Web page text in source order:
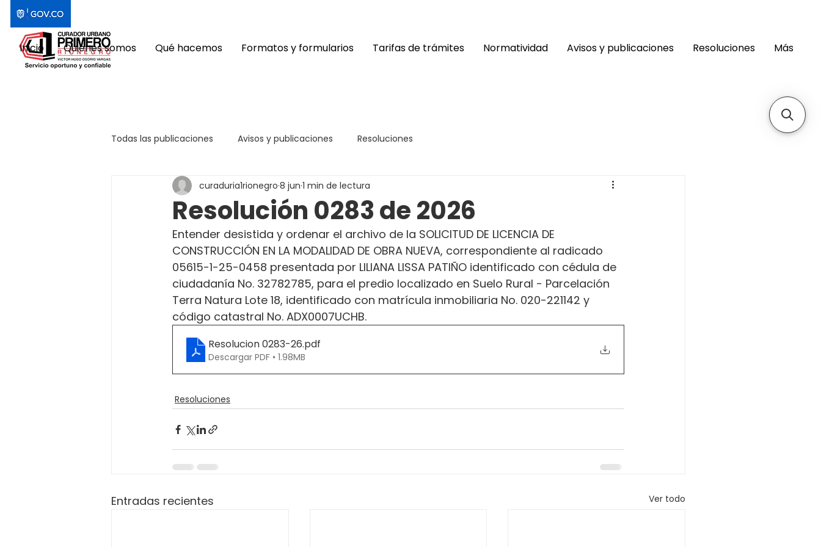
Inicio Quiénes somos Qué hacemos Formatos y formularios Tarifas de trámites Normatividad Avisos y publicaciones Resoluciones Más
Todas las publicaciones Avisos y publicaciones Resoluciones
Resolución 0283 de 2026
curaduria1rionegro 8 jun 1 min de lectura
Entender desistida y ordenar el archivo de la SOLICITUD DE LICENCIA DE
CONSTRUCCIÓN EN LA MODALIDAD DE OBRA NUEVA, correspondiente al radicado
05615-1-25-0458 presentada por LILIANA LISSA PATIÑO identificado con cédula de
ciudadanía No. 32782785, para el predio localizado en Suelo Rural - Parcelación
Terra Natura Lote 18, identificado con matrícula inmobiliaria No. 020-221142 y
código catastral No. ADX0007UCHB.
Resolucion 0283-26.pdf
Descargar PDF • 1.98MB
Resoluciones
Entradas recientes Ver todo